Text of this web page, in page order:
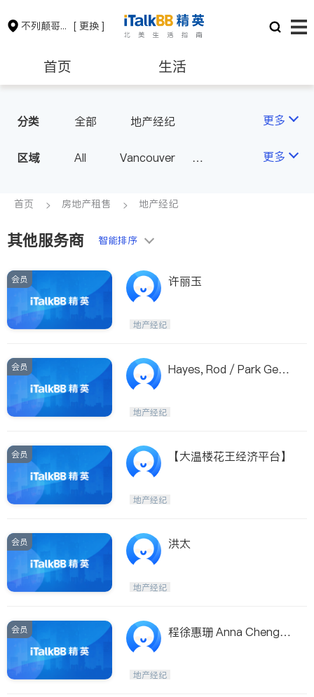
不列颠哥伦比亚省 [ 更换 ]
首页 生活
保险理财 房地产租售
会计师 建筑装修
分类 全部 地产经纪 更多
区域 All
Vancouver
Surrey
Coquitlam
Port Coquitlam
New Westminster
Langley
Port Moody
Maple Ridge
BC - Other Cities
更多
首页 房地产租售 地产经纪
其他服务商 智能排序
会员 许丽玉
地产经纪
会员
Hayes, Rod / Park Geor
地产经纪
会员 【大温楼花王经济平台】
地产经纪
会员 洪太
地产经纪
会员
程徐惠珊 Anna Cheng /
地产经纪